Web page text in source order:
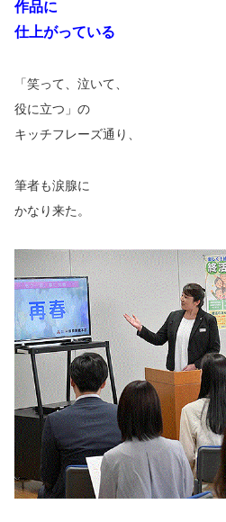
作品に
仕上がっている
「笑って、泣いて、
役に立つ」の
キッチフレーズ通り、
筆者も涙腺に
かなり来た。